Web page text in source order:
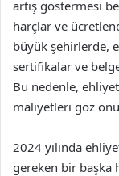
artış göstermesi
harçlar ve
büyük şehirlerde,
sertifikalar ve
Bu nedenle,
maliyetleri göz
2024 yılında
gereken bir başka